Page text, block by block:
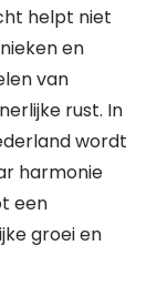
helpt niet
en
van
rust. In
wordt
harmonie
een
groei en